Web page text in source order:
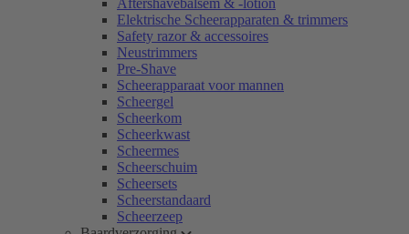
Aftershavebalsem & -lotion
Elektrische Scheerapparaten & trimmers
Safety razor & accessoires
Neustrimmers
Pre-Shave
Scheerapparaat voor mannen
Scheergel
Scheerkom
Scheerkwast
Scheermes
Scheerschuim
Scheersets
Scheerstandaard
Scheerzeep